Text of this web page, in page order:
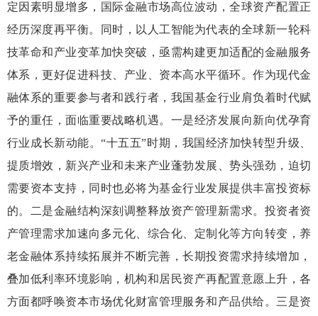
定因素明显增多，国际金融市场高位波动，全球资产配置正
经历深度再平衡。同时，以人工智能为代表的全球新一轮科
技革命和产业变革加快突破，亟需构建更加适配的金融服务
体系，更好促进科技、 产业 、资本高水平循环。作为现代金
融体系的重要参与者和践行者，我国基金行业肩负着时代赋
予的重任，面临重要战略机遇。 一是经济发展向新向优孕育
行业成长新动能。“十五五”时期，我国经济加快转型升级、
提质增效，新兴产业和未来产业蓬勃发展、势头强劲，迫切
需要资本支持，同时也必将为基金行业发展提供丰富投资标
的。 二是金融结构深刻调整释放资产管理新需求。投资者资
产管理需求加速向多元化、综合化、定制化等方向转变，养
老金融体系持续拓展并不断完善，长期投资需求持续增加，
叠加低利率环境影响，机构和居民资产再配置意愿上升，各
方面都呼唤资本市场优化财富管理服务和产品供给。三是资